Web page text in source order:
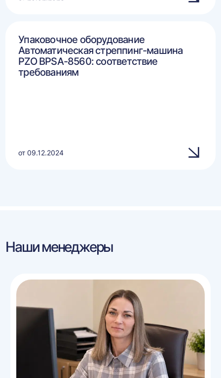
Упаковочное оборудование
Автоматическая стреппинг-машина
PZO BPSA-8560: соответствие
требованиям
от 09.12.2024
Наши менеджеры